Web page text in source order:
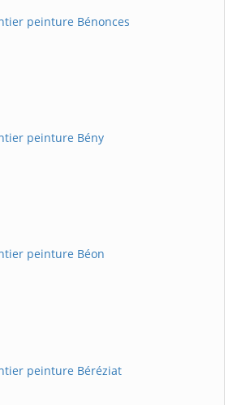
peinture Bénonces
peinture Bény
peinture Béon
peinture Béréziat